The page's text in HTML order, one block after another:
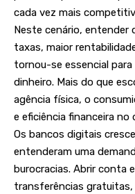
cada vez mais
Neste cenário, entender
taxas, maior
tornou-se essencial
dinheiro. Mais do que
agência física, o
e eficiência financeira no
Os bancos digitais
entenderam uma
burocracias. Abrir conta
transferências gratuitas,